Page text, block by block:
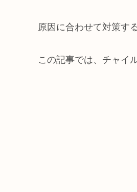
原因に合わせて対策す
この記事では、チャイ